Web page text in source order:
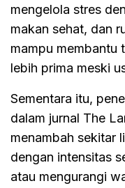
mengelola stres
makan sehat, dan
mampu membantu
lebih prima meski
Sementara itu,
dalam jurnal The
menambah sekitar
dengan intensitas
atau mengurangi